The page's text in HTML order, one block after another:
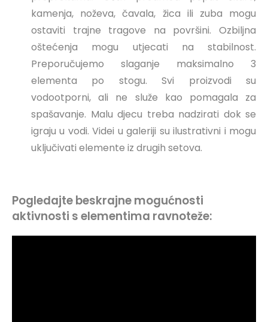
kamenja, noževa, čavala, žica ili zuba mogu
ostaviti trajne tragove na površini. Ozbiljna
oštećenja mogu utjecati na stabilnost.
Preporučujemo slaganje maksimalno 3
elementa po stogu. Svi proizvodi su
vodootporni, ali ne služe kao pomagala za
spašavanje. Malu djecu treba nadzirati dok se
igraju u vodi. Videi u galeriji su ilustrativni i mogu
uključivati elemente iz drugih setova.
Pogledajte beskrajne mogućnosti
aktivnosti s elementima ravnoteže: